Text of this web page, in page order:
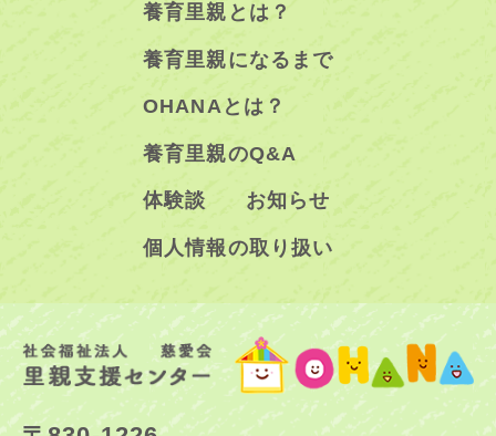
養育里親とは？
養育里親になるまで
OHANAとは？
養育里親のQ&A
体験談 お知らせ
個人情報の取り扱い